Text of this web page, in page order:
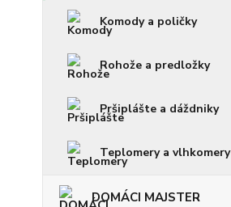
Komody a poličky
Rohože a predložky
Pršiplášte a dáždniky
Teplomery a vlhkomery
DOMÁCI MAJSTER